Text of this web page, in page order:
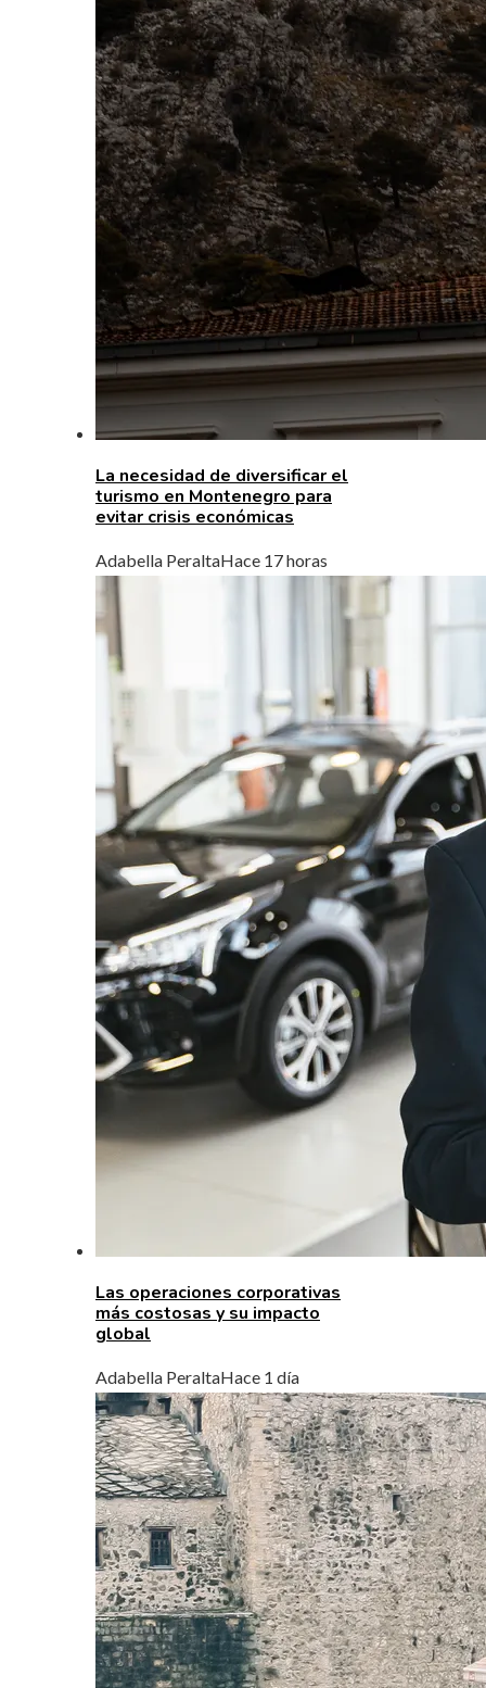
La necesidad de diversificar el
turismo en Montenegro para
evitar crisis económicas
Adabella PeraltaHace 17 horas
Las operaciones corporativas
más costosas y su impacto
global
Adabella PeraltaHace 1 día